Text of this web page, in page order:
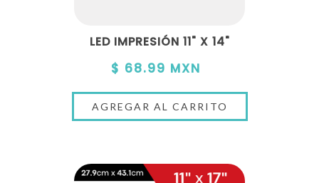
LED IMPRESIÓN 11" X 14"
$ 68.99 MXN